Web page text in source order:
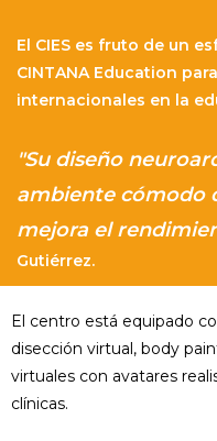
El CIES es fruto de un
CINTANA Education
internacionales en la
"Su diseño
ambiente cómodo
mejora el
Gutiérrez.
El centro está equipado
disección virtual, body
virtuales con avatares
clínicas.